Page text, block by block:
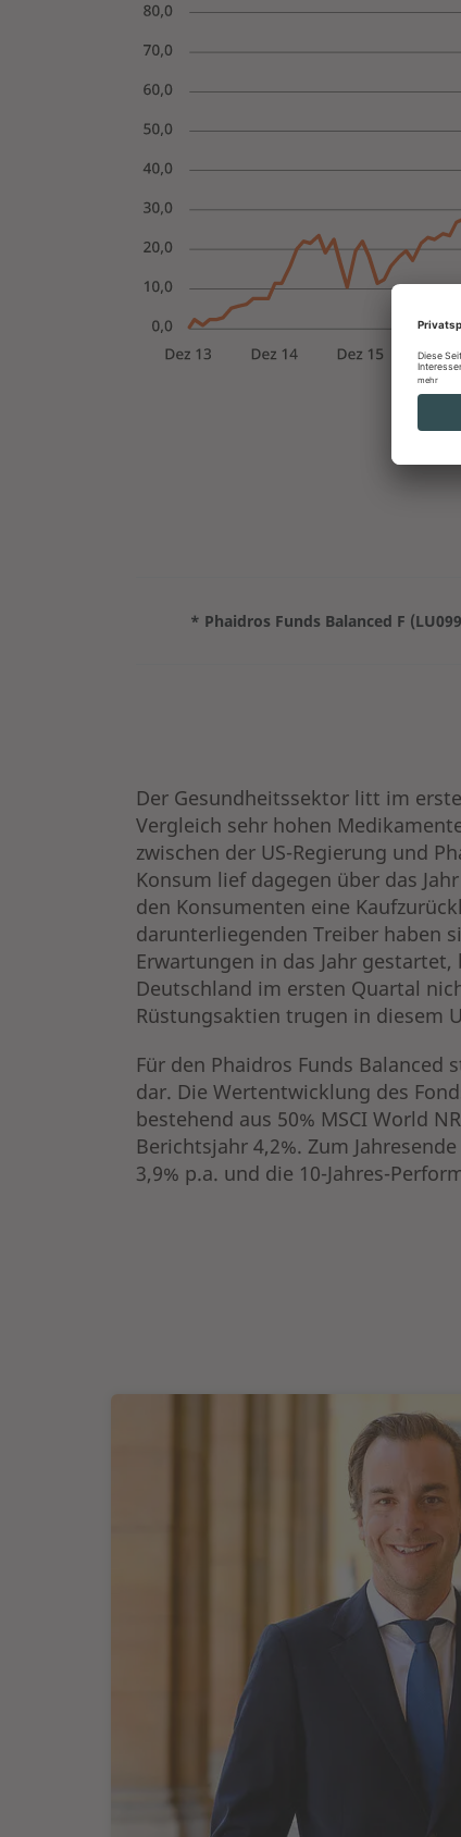
* Phaidros Funds Balanced F
Der Gesundheitssektor litt im
Vergleich sehr hohen
zwischen der US-Regierung und
Konsum lief dagegen über das
den Konsumenten eine
darunterliegenden Treiber haben
Erwartungen in das Jahr
Deutschland im ersten Quartal
Rüstungsaktien trugen in diesem
Für den Phaidros Funds
dar. Die Wertentwicklung des
bestehend aus 50% MSCI World
Berichtsjahr 4,2%. Zum
3,9% p.a. und die 10-Jahres-